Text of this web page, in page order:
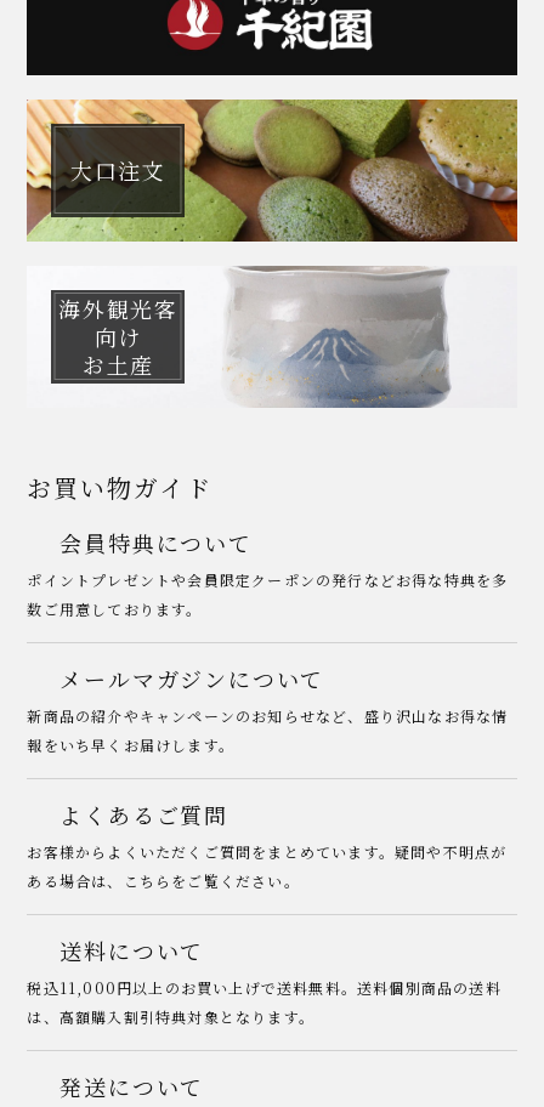
大口注文
海外観光客
向け
お土産
お買い物ガイド
会員特典について
ポイントプレゼントや会員限定クーポンの発行などお得な特典を多
数ご用意しております。
メールマガジンについて
新商品の紹介やキャンペーンのお知らせなど、盛り沢山なお得な情
報をいち早くお届けします。
よくあるご質問
お客様からよくいただくご質問をまとめています。疑問や不明点が
ある場合は、こちらをご覧ください。
送料について
税込11,000円以上のお買い上げで送料無料。送料個別商品の送料
は、高額購入割引特典対象となります。
発送について